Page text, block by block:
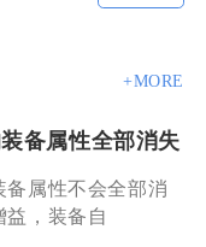
+MORE
备属性全部消失
属性不会全部消
益，装备自